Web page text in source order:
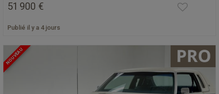
51 900 €
Publié il y a 4 jours
NOUVEAU